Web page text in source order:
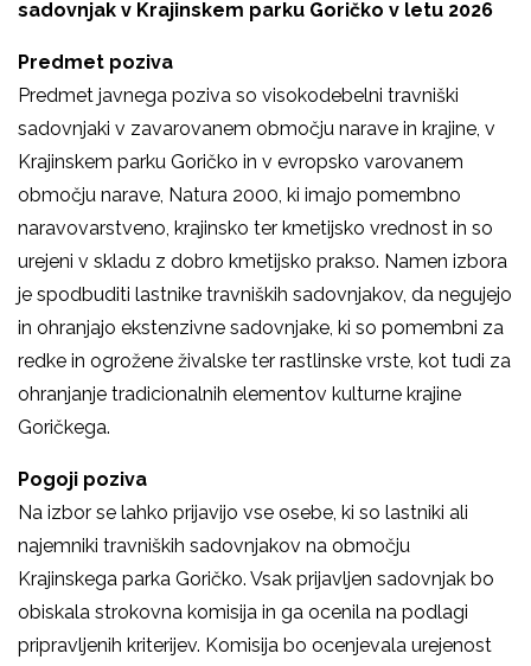
sadovnjak v Krajinskem parku Goričko v letu 2026
Predmet poziva
Predmet javnega poziva so visokodebelni travniški
sadovnjaki v zavarovanem območju narave in krajine, v
Krajinskem parku Goričko in v evropsko varovanem
območju narave, Natura 2000, ki imajo pomembno
naravovarstveno, krajinsko ter kmetijsko vrednost in so
urejeni v skladu z dobro kmetijsko prakso. Namen izbora
je spodbuditi lastnike travniških sadovnjakov, da negujejo
in ohranjajo ekstenzivne sadovnjake, ki so pomembni za
redke in ogrožene živalske ter rastlinske vrste, kot tudi za
ohranjanje tradicionalnih elementov kulturne krajine
Goričkega.
Pogoji poziva
Na izbor se lahko prijavijo vse osebe, ki so lastniki ali
najemniki travniških sadovnjakov na območju
Krajinskega parka Goričko. Vsak prijavljen sadovnjak bo
obiskala strokovna komisija in ga ocenila na podlagi
pripravljenih kriterijev. Komisija bo ocenjevala urejenost